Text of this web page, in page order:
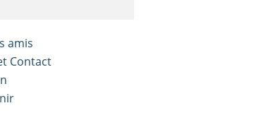
amis
Contact